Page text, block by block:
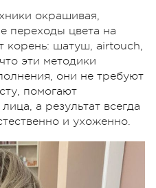
окрашивая,
переходы цвета на
корень: шатуш, airtouch,
эти методики
они не требуют
помогают
а результат всегда
и ухоженно.